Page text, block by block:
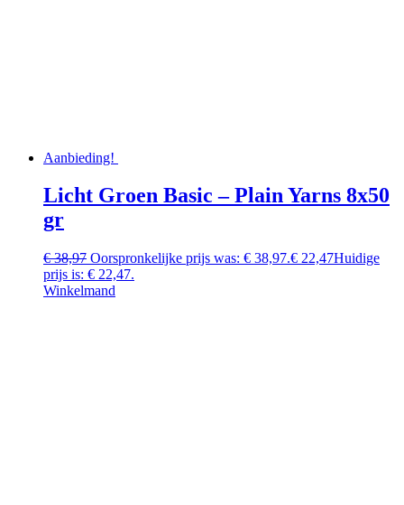
Aanbieding!
Licht Groen Basic – Plain Yarns 8x50
gr
€38,97 Oorspronkelijke prijs was: € 38,97.€ 22,47Huidige
prijs is: € 22,47.
Winkelmand